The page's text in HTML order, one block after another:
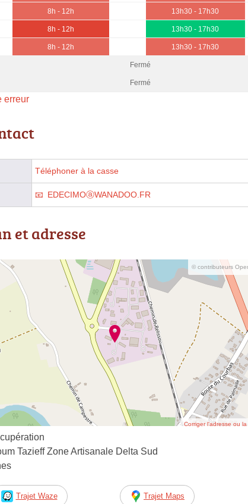
8h - 12h 13h30 - 17h30
8h - 12h 13h30 - 17h30
8h - 12h 13h30 - 17h30
Fermé
Fermé
erreur
Téléphoner à la casse
EDECIMOⓐWANADOO.FR
et adresse
© contributeurs
Corriger l’adresse ou
Tazieff Zone Artisanale Delta Sud
Trajet Waze Trajet Maps